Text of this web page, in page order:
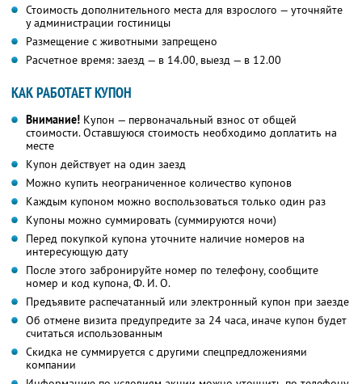
Стоимость дополнительного места для взрослого — уточняйте
у администрации гостиницы
Размещение с животными запрещено
Расчетное время: заезд — в 14.00, выезд — в 12.00
КАК РАБОТАЕТ КУПОН
Внимание! Купон — первоначальный взнос от общей
стоимости. Оставшуюся стоимость необходимо доплатить на
месте
Купон действует на один заезд
Можно купить неограниченное количество купонов
Каждым купоном можно воспользоваться только один раз
Купоны можно суммировать (суммируются ночи)
Перед покупкой купона уточните наличие номеров на
интересующую дату
После этого забронируйте номер по телефону, сообщите
номер и код купона,Ф. И. О.
Предъявите распечатанный или электронный купон при заезде
Об отмене визита предупредите за 24 часа, иначе купон будет
считаться использованным
Скидка не суммируется с другими спецпредложениями
компании